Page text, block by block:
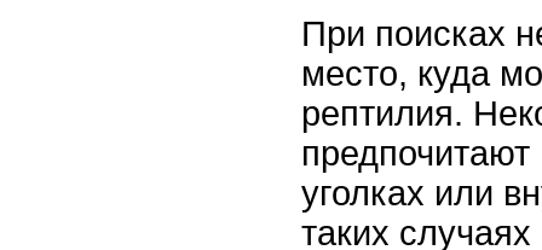
При поисках
место, куда
рептилия.
уголках или
таких